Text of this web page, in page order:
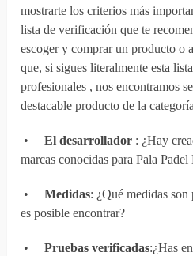
mostrarte los criterios más
lista de verificación que te
escoger y comprar un producto o
que, si sigues literalmente esta
profesionales , nos encontramos
destacable producto de la
•El desarrollador : ¿Hay
marcas conocidas para Pala
•Medidas: ¿Qué medidas
es posible encontrar?
• Pruebas verificadas:¿Has